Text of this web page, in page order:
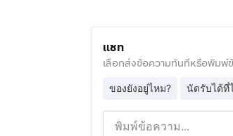
แชท
เลือกส่งข้อความทันทีหรือพิมพ์
ของยังอยู่ไหม? นัดรับได้ที่